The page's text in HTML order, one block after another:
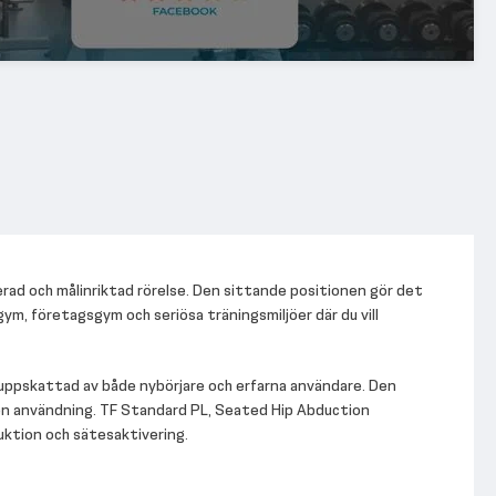
och målinriktad rörelse. Den sittande positionen gör det
företagsgym och seriösa träningsmiljöer där du vill
av både nybörjare och erfarna användare. Den
TF Standard PL, Seated Hip Abduction
och sätesaktivering.